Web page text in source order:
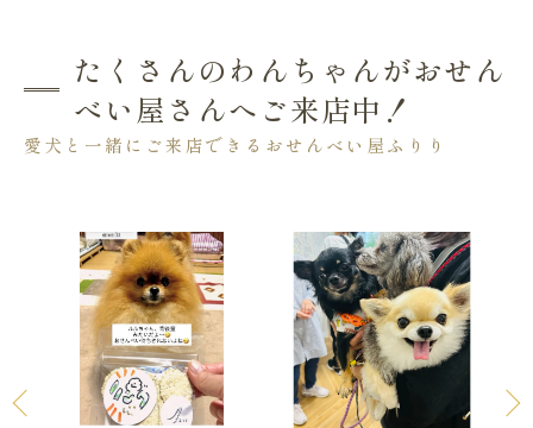
たくさんのわんちゃんがおせん
べい屋さんへご来店中！
愛犬と一緒にご来店できるおせんべい屋ふりり